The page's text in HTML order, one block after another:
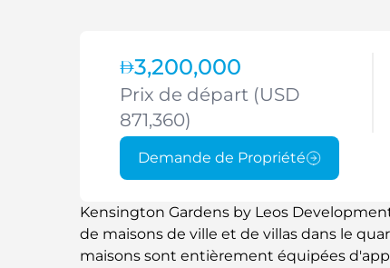
3,200,000
Prix de départ (USD
871,360)
Demande de Propriété
Kensington Gardens by Leos
de maisons de ville et de villas dans le
maisons sont entièrement équipées